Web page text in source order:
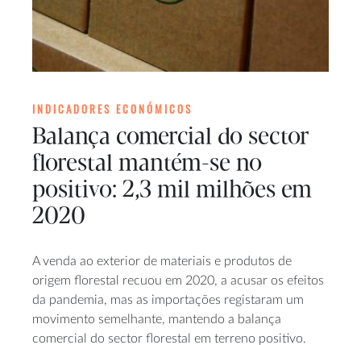
INDICADORES ECONÓMICOS
Balança comercial do sector
florestal mantém-se no
positivo: 2,3 mil milhões em
2020
A venda ao exterior de materiais e produtos de
origem florestal recuou em 2020, a acusar os efeitos
da pandemia, mas as importações registaram um
movimento semelhante, mantendo a balança
comercial do sector florestal em terreno positivo.